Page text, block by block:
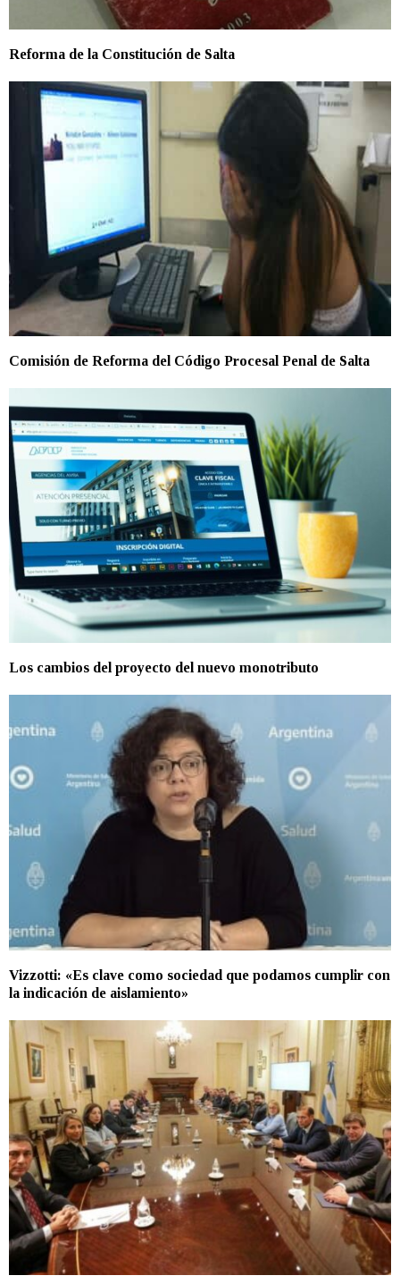
Reforma de la Constitución de Salta
Comisión de Reforma del Código Procesal Penal de Salta
Los cambios del proyecto del nuevo monotributo
Vizzotti: «Es clave como sociedad que podamos cumplir con
la indicación de aislamiento»